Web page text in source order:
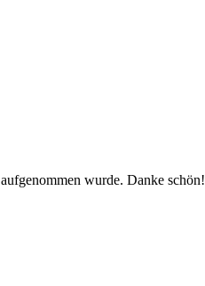
wurde. Danke schön!